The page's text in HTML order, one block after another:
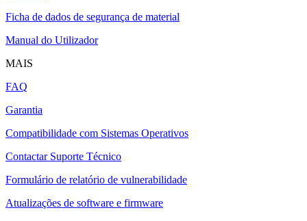
Ficha de dados de segurança de material
Manual do Utilizador
MAIS
FAQ
Garantia
Compatibilidade com Sistemas Operativos
Contactar Suporte Técnico
Formulário de relatório de vulnerabilidade
Atualizações de software e firmware